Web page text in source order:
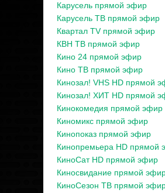
Карусель прямой эфир
Карусель ТВ прямой эфир
Квартал TV прямой эфир
КВН ТВ прямой эфир
Кино 24 прямой эфир
Кино ТВ прямой эфир
Кинозал! VHS HD прямой
Кинозал! ХИТ HD прямой
Кинокомедия прямой эфир
Киномикс прямой эфир
Кинопоказ прямой эфир
Кинопремьера HD прямой
КиноСат HD прямой эфир
Киносвидание прямой
КиноСезон ТВ прямой